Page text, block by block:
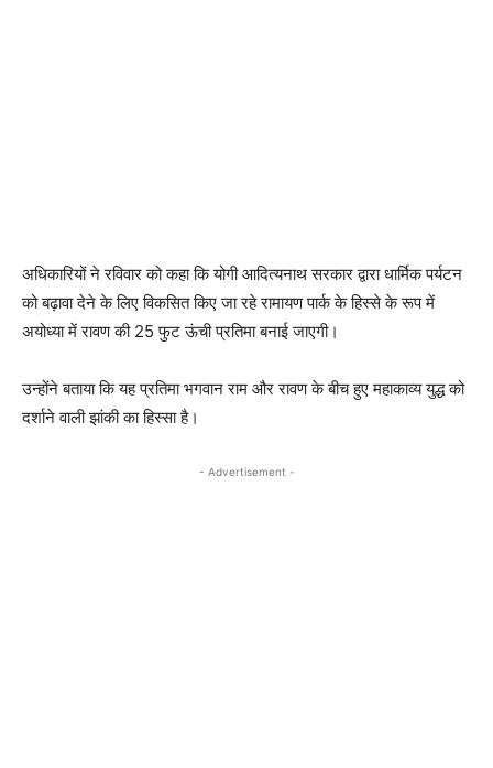
अधिकारियों ने रविवार को कहा कि योगी आदित्यनाथ सरकार द्वारा धार्मिक पर्यटन
को बढ़ावा देने के लिए विकसित किए जा रहे रामायण पार्क के हिस्से के रूप में
अयोध्या में रावण की 25 फुट ऊंची प्रतिमा बनाई जाएगी।
उन्होंने बताया कि यह प्रतिमा भगवान राम और रावण के बीच हुए महाकाव्य युद्ध को
दर्शाने वाली झांकी का हिस्सा है।
- Advertisement -